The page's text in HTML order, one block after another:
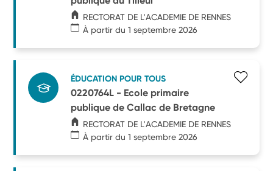
RECTORAT DE L'ACADEMIE DE RENNES
À partir du 1 septembre 2026
ÉDUCATION POUR TOUS
0220764L - Ecole primaire
publique de Callac de Bretagne
RECTORAT DE L'ACADEMIE DE RENNES
À partir du 1 septembre 2026